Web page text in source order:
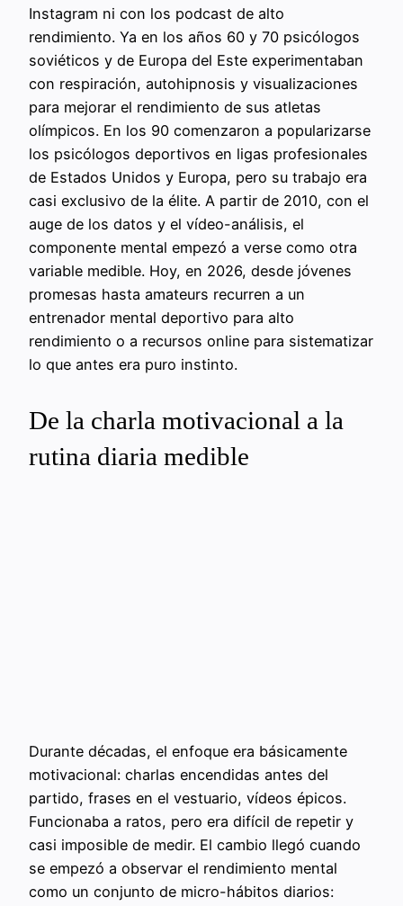
Instagram ni con los podcast de alto
rendimiento. Ya en los años 60 y 70 psicólogos
soviéticos y de Europa del Este experimentaban
con respiración, autohipnosis y visualizaciones
para mejorar el rendimiento de sus atletas
olímpicos. En los 90 comenzaron a popularizarse
los psicólogos deportivos en ligas profesionales
de Estados Unidos y Europa, pero su trabajo era
casi exclusivo de la élite. A partir de 2010, con el
auge de los datos y el vídeo-análisis, el
componente mental empezó a verse como otra
variable medible. Hoy, en 2026, desde jóvenes
promesas hasta amateurs recurren a un
entrenador mental deportivo para alto
rendimiento o a recursos online para sistematizar
lo que antes era puro instinto.
De la charla motivacional a la
rutina diaria medible
Durante décadas, el enfoque era básicamente
motivacional: charlas encendidas antes del
partido, frases en el vestuario, vídeos épicos.
Funcionaba a ratos, pero era difícil de repetir y
casi imposible de medir. El cambio llegó cuando
se empezó a observar el rendimiento mental
como un conjunto de micro-hábitos diarios: